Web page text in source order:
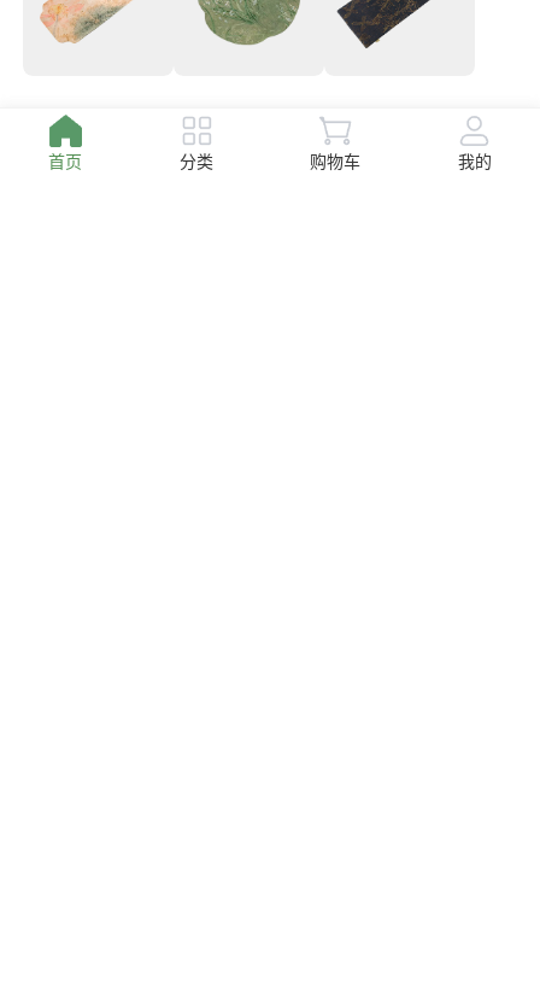
26.00 ￥ 25.00 ￥260.00
首页 分类 购物车 我的